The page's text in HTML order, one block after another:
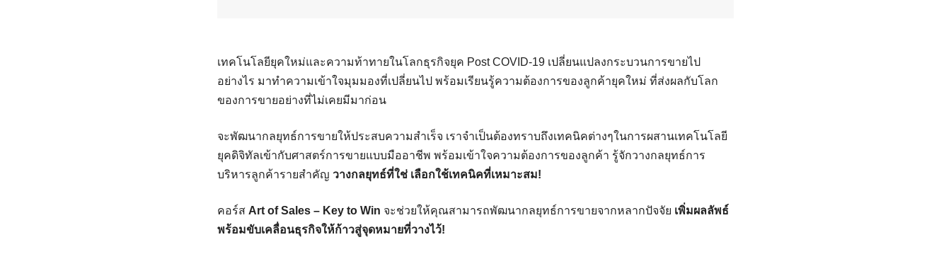
เทคโนโลยียุคใหม่และความท้าทายในโลกธุรกิจยุค Post COVID-19 เปลี่ยนแปลงกระบวนการขายไป
อย่างไร มาทำความเข้าใจมุมมองที่เปลี่ยนไป พร้อมเรียนรู้ความต้องการของลูกค้ายุคใหม่ ที่ส่งผลกับโลก
ของการขายอย่างที่ไม่เคยมีมาก่อน
จะพัฒนากลยุทธ์การขายให้ประสบความสำเร็จ เราจำเป็นต้องทราบถึงเทคนิคต่างๆในการผสานเทคโนโลยี
ยุคดิจิทัลเข้ากับศาสตร์การขายแบบมืออาชีพ พร้อมเข้าใจความต้องการของลูกค้า รู้จักวางกลยุทธ์การ
บริหารลูกค้ารายสำคัญ วางกลยุทธ์ที่ใช่ เลือกใช้เทคนิคที่เหมาะสม!
คอร์ส Art of Sales – Key to Win จะช่วยให้คุณสามารถพัฒนากลยุทธ์การขายจากหลากปัจจัย เพิ่มผลลัพธ์
พร้อมขับเคลื่อนธุรกิจให้ก้าวสู่จุดหมายที่วางไว้!